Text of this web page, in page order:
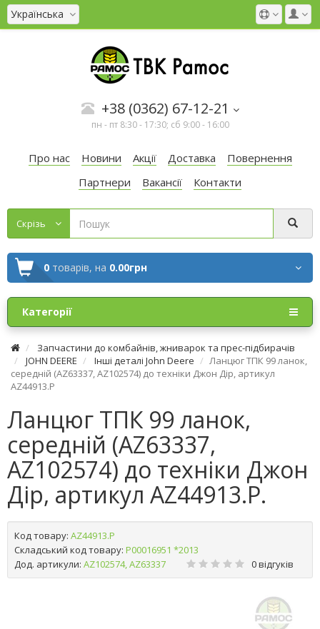
Українська
+38 (0362) 67-12-21
пн - пт 8:30 - 17:30; сб 9:00 - 16:00
Про нас Новини Акції Доставка
Повернення
Партнери
Вакансії Контакти
Cкрізь
0 товарів, на 0.00грн
Категорії
Запчастини до комбайнів, жниварок та прес-підбирачів
JOHN DEERE
Інші деталі John Deere
Ланцюг ТПК 99 ланок,
середній (AZ63337, AZ102574) до техніки Джон Дір, артикул
AZ44913.P
Ланцюг ТПК 99 ланок,
середній (AZ63337,
AZ102574) до техніки Джон
Дір, артикул AZ44913.P.
Код товару: AZ44913.P
Складський код товару: Р00016951 *2013
Дод. артикули: AZ102574, AZ63337 0 відгуків